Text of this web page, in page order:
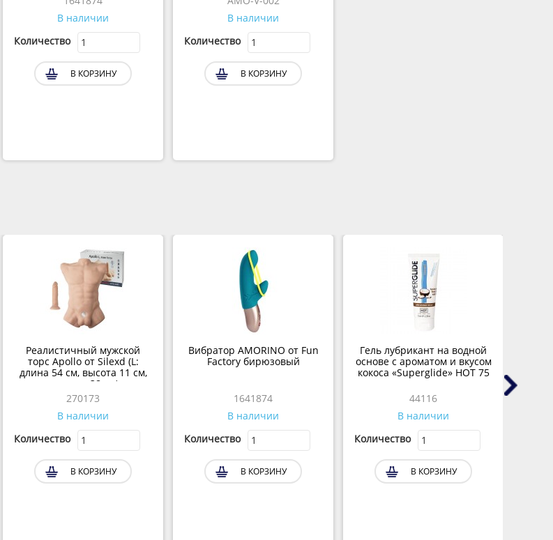
В наличии
Количество
В КОРЗИНУ
В наличии
Количество
В КОРЗИНУ
Реалистичный мужской
торс Apollo от Silexd (L:
длина 54 см, высота 11 см,
ширина 38 см)
270173
В наличии
Количество
В КОРЗИНУ
Вибратор AMORINO от Fun
Factory бирюзовый
1641874
В наличии
Количество
В КОРЗИНУ
Гель лубрикант на водной
основе с ароматом и вкусом
кокоса «Superglide» HOT 75
44116
В наличии
Количество
В КОРЗИНУ